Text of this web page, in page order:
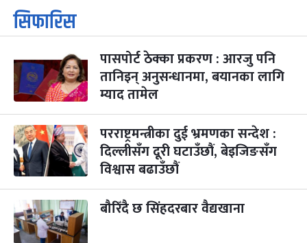
१
आइत
कार्तिक सङ्क्रान्ति
कार्तिक १, २०८३
३
मंगल
महानवमी
कार्तिक ३, २०८३-Oct 20, 2026
२ महिना बाँकी
४
५
बिहि
पापा‌ङ्कुशा एकादशी व्रत
कार्तिक ५, २०८३-Oct 22, 2026
२ महिना बाँकी
२२
आइत
कुकुर तिहार
कार्तिक २२, २०८३ - Nov 8, 2026
३ महिना बाँकी
सिफारिस
पासपोर्ट ठेक्का प्रकरण : आरजु पनि
तानिइन् अनुसन्धानमा, बयानका लागि
म्याद तामेल
परराष्ट्रमन्त्रीका दुई भ्रमणका सन्देश :
दिल्लीसँग दूरी घटाउँछौं, बेइजिङसँग
विश्वास बढाउँछौं
बौरिँदै छ सिंहदरबार वैद्यखाना